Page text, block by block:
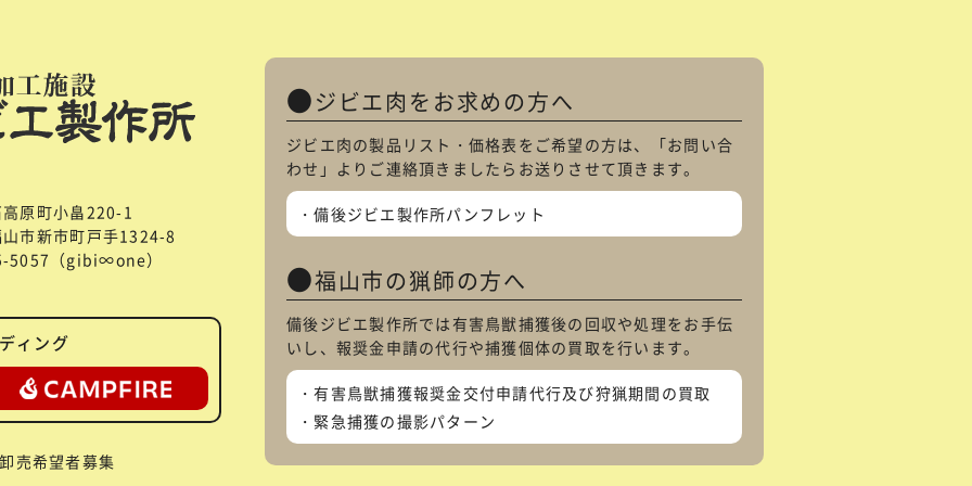
原町小畠220-1
市新市町戸手1324-8
5057（gibi∞one）
ィング
卸売希望者募集
ジビエ肉をお求めの方へ
ジビエ肉の製品リスト・価格表をご希望の方は、「お問い合
わせ 」よりご連絡頂きましたらお送りさせて頂きます。
備後ジビエ製作所パンフレット
福山市の猟師の方へ
備後ジビエ製作所では有害鳥獣捕獲後の回収や処理をお手伝
いし、報奨金申請の代行や捕獲個体の買取を行います。
有害鳥獣捕獲報奨金交付申請代行及び狩猟期間の買取
緊急捕獲の撮影パターン